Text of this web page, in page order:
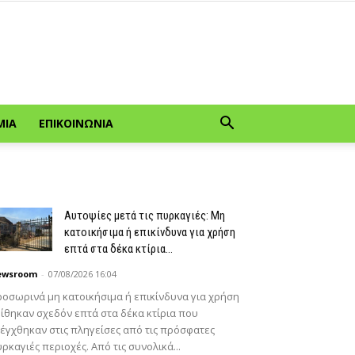
ΕΠΙΚΟΙΝΩΝΊΑ
Αυτοψίες μετά τις πυρκαγιές: Μη
κατοικήσιμα ή επικίνδυνα για χρήση
επτά στα δέκα κτίρια...
- 07/08/2026 16:04
μη κατοικήσιμα ή επικίνδυνα για χρήση
σχεδόν επτά στα δέκα κτίρια που
στις πληγείσες από τις πρόσφατες
περιοχές. Από τις συνολικά...